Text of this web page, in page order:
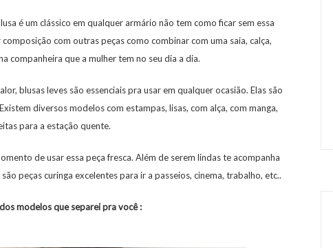
é um clássico em qualquer armário não tem como ficar sem essa
com outras peças como combinar com uma saia, calça,
companheira que a mulher tem no seu dia a dia.
blusas leves são essenciais pra usar em qualquer ocasião. Elas são
diversos modelos com estampas, lisas, com alça, com manga,
para a estação quente.
de usar essa peça fresca. Além de serem lindas te acompanha
peças curinga excelentes para ir a passeios, cinema, trabalho, etc..
modelos que separei pra você :